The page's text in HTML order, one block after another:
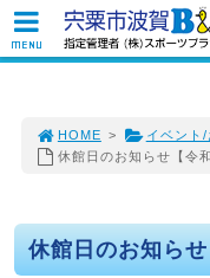
HOME > イベント
休館日のお知らせ【令
休館日のお知らせ
MENU